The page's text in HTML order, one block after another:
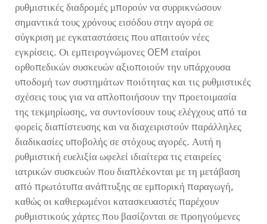
ρυθμιστικές διαδρομές μπορούν να συρρικνώσουν
σημαντικά τους χρόνους εισόδου στην αγορά σε
σύγκριση με εγκαταστάσεις που απαιτούν νέες
εγκρίσεις. Οι εμπειρογνώμονες OEM εταίροι
ορθοπεδικών συσκευών αξιοποιούν την υπάρχουσα
υποδομή των συστημάτων ποιότητας και τις ρυθμιστικές
σχέσεις τους για να απλοποιήσουν την προετοιμασία
της τεκμηρίωσης, να συντονίσουν τους ελέγχους από τα
φορείς διαπίστευσης και να διαχειριστούν παράλληλες
διαδικασίες υποβολής σε στόχους αγορές. Αυτή η
ρυθμιστική ευελιξία ωφελεί ιδιαίτερα τις εταιρείες
ιατρικών συσκευών που διαπλέκονται με τη μετάβαση
από πρωτότυπα ανάπτυξης σε εμπορική παραγωγή,
καθώς οι καθιερωμένοι κατασκευαστές παρέχουν
ρυθμιστικούς χάρτες που βασίζονται σε προηγούμενες